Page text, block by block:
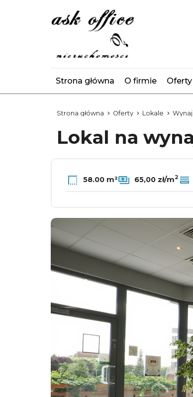
Strona główna O firmie Oferty
Strona główna Oferty Lokale
Lokal na
58.00 m² 65,00 zł/m2